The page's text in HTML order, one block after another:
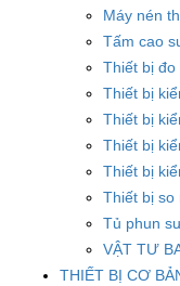
Máy nén
Tấm cao
Thiết bị đo
Thiết bị
Thiết bị
Thiết bị
Thiết bị
Thiết bị so
Tủ phun
VẬT TƯ
THIẾT BỊ CƠ